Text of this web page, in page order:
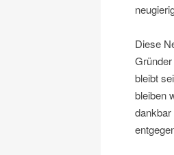
Diese
bleibt
bleiben